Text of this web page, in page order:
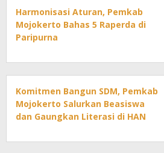
Harmonisasi Aturan, Pemkab
Mojokerto Bahas 5 Raperda di
Paripurna
Komitmen Bangun SDM, Pemkab
Mojokerto Salurkan Beasiswa
dan Gaungkan Literasi di HAN